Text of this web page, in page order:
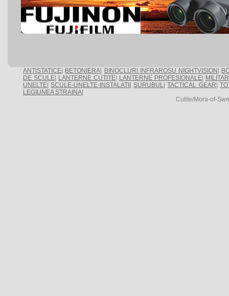
ANTISTATICE BETONIERA BINOCLURI INFRAROSU NIGHTVISION
DE SCULE
LANTERNE CUTITE LANTERNE PROFESIONALE
UNELTE SCULE-UNELTE-INSTALATII SURUBUL|TACTICAL GEAR |
LEGIUNEA STRAINA
Cutite/Mora-of-